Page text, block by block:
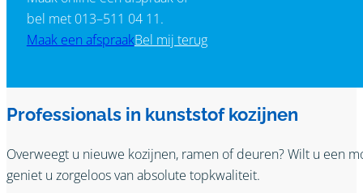
bel met 013–511 04 11.
Maak een afspraakBel mij terug
Professionals in kunststof kozijnen
Overweegt u nieuwe kozijnen, ramen of deuren? Wilt u een
geniet u zorgeloos van absolute topkwaliteit.